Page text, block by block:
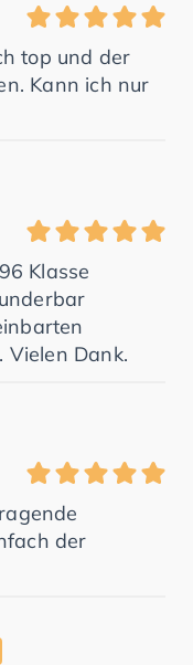
top und der
Kann ich nur
Klasse
Dank.
der